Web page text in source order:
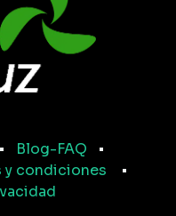
• Blog-FAQ
•
y condiciones
•